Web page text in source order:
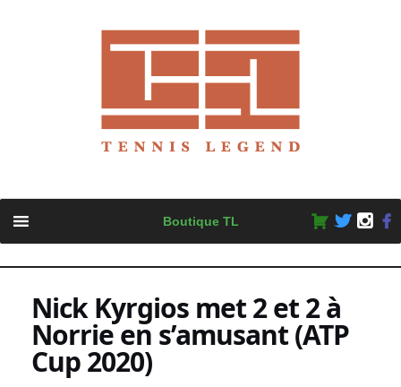
content
Boutique TL
Nick Kyrgios met 2 et 2 à
Norrie en s’amusant (ATP
Cup 2020)